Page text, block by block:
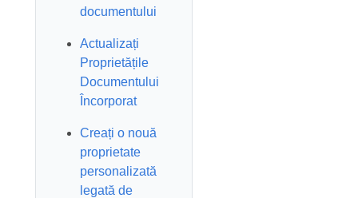
documentului
Actualizați
Proprietățile
Documentului
Încorporat
Creați o nouă
proprietate
personalizată
legată de